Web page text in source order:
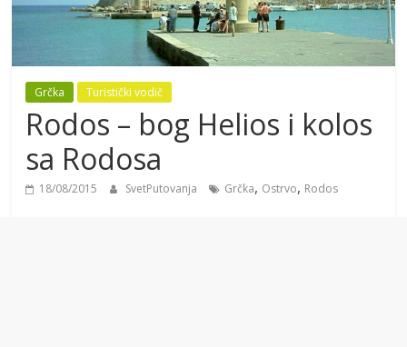
Grčka Turistički vodič
Rodos – bog Helios i kolos
sa Rodosa
18/08/2015 SvetPutovanja Grčka, Ostrvo, Rodos